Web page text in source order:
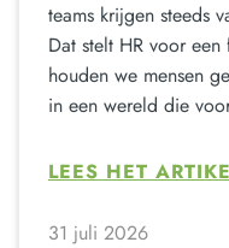
teams krijgen steeds
Dat stelt HR voor
houden we mensen
in een wereld die
LEES HET
31 juli 2026